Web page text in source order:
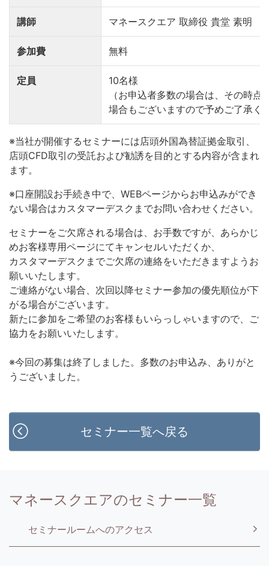
講師 マネースクエア 取締役 貴堂 素明
参加費 無料
定員
10名様
（お申込者多数の場合は、その時点
場合もございますので予めご了承く
※当社が開催するセミナーには店頭外国為替証拠金取引、
店頭CFD取引の受託および勧誘を目的とする内容が含まれ
ます。
※口座開設お手続き中で、WEBページからお申込みができ
ない場合はカスタマーデスクまでお問い合わせください。
セミナーをご欠席される場合は、お手数ですが、あらかじ
めお客様専用ページにてキャンセルいただくか、
カスタマーデスクまでご欠席の連絡をいただきますようお
願いいたします。
ご連絡がない場合、次回以降セミナー参加の優先順位が下
がる場合がございます。
新たに参加をご希望のお客様もいらっしゃいますので、ご
協力をお願いいたします。
※今回の募集は終了しました。多数のお申込み、ありがと
うございました。
セミナー一覧へ戻る
マネースクエアのセミナー一覧
セミナールームへのアクセス